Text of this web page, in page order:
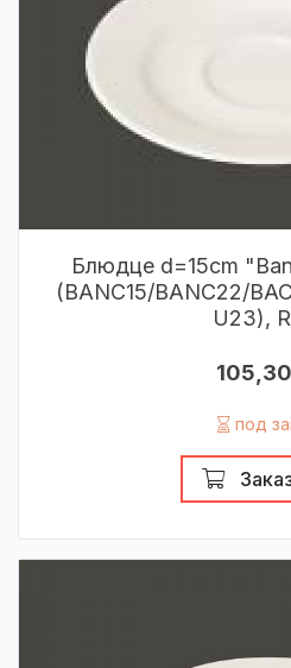
Блюдце d=15cm
(BANC15/BANC22/
U23),
под